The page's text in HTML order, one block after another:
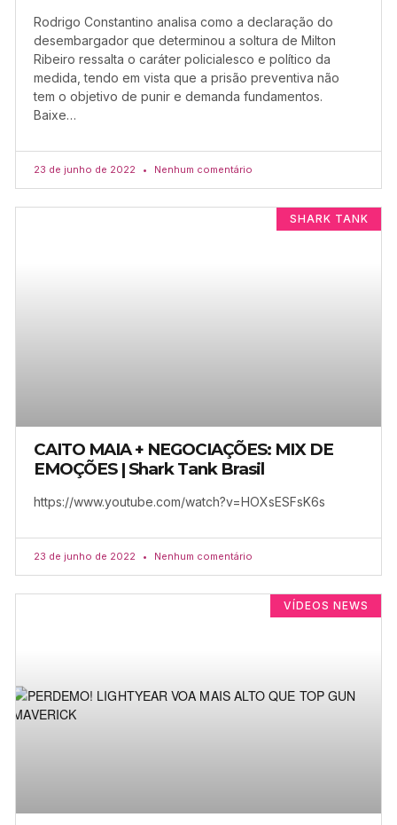
Rodrigo Constantino analisa como a declaração do
desembargador que determinou a soltura de Milton
Ribeiro ressalta o caráter policialesco e político da
medida, tendo em vista que a prisão preventiva não
tem o objetivo de punir e demanda fundamentos.
Baixe…
23 de junho de 2022 Nenhum comentário
SHARK TANK
CAITO MAIA + NEGOCIAÇÕES: MIX DE
EMOÇÕES | Shark Tank Brasil
https://www.youtube.com/watch?v=HOXsESFsK6s
23 de junho de 2022 Nenhum comentário
VÍDEOS NEWS